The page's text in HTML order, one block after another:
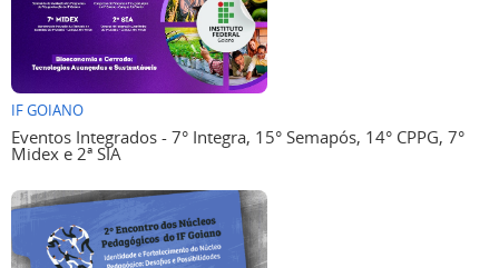
IF GOIANO
Eventos Integrados - 7° Integra, 15° Semapós, 14° CPPG, 7°
Midex e 2ª SIA